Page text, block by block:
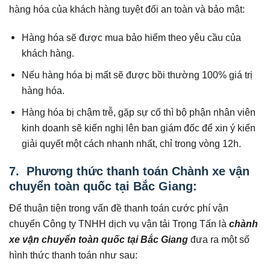
hàng hóa của khách hàng tuyệt đối an toàn và bảo mật:
Hàng hóa sẽ được mua bảo hiểm theo yêu cầu của
khách hàng.
Nếu hàng hóa bị mất sẽ được bồi thường 100% giá trị
hàng hóa.
Hàng hóa bị chậm trễ, gặp sự cố thì bộ phận nhân viên
kinh doanh sẽ kiến nghị lên ban giám đốc để xin ý kiến
giải quyết một cách nhanh nhất, chỉ trong vòng 12h.
7. Phương thức thanh toán Chành xe vận
chuyển toàn quốc tại Bắc Giang:
Để thuận tiện trong vấn đề thanh toán cước phí vận
chuyển Công ty TNHH dịch vụ vận tải Trọng Tấn là chành
xe vận chuyển toàn quốc tạiBắc Giang đưa ra một số
hình thức thanh toán như sau: